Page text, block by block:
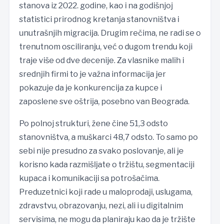
stanova iz 2022. godine, kao i na godišnjoj
statistici prirodnog kretanja stanovništva i
unutrašnjih migracija. Drugim rečima, ne radi se o
trenutnom osciliranju, već o dugom trendu koji
traje više od dve decenije. Za vlasnike malih i
srednjih firmi to je važna informacija jer
pokazuje da je konkurencija za kupce i
zaposlene sve oštrija, posebno van Beograda.
Po polnoj strukturi, žene čine 51,3 odsto
stanovništva, a muškarci 48,7 odsto. To samo po
sebi nije presudno za svako poslovanje, ali je
korisno kada razmišljate o tržištu, segmentaciji
kupaca i komunikaciji sa potrošačima.
Preduzetnici koji rade u maloprodaji, uslugama,
zdravstvu, obrazovanju, nezi, ali i u digitalnim
servisima, ne mogu da planiraju kao da je tržište